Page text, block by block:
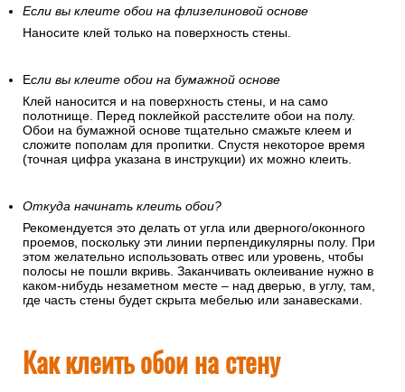
Если вы клеите обои на флизелиновой основе
Наносите клей только на поверхность стены.
Если вы клеите обои на бумажной основе
Клей наносится и на поверхность стены, и на само
полотнище. Перед поклейкой расстелите обои на полу.
Обои на бумажной основе тщательно смажьте клеем и
сложите пополам для пропитки. Спустя некоторое время
(точная цифра указана в инструкции) их можно клеить.
Откуда начинать клеить обои?
Рекомендуется это делать от угла или дверного/оконного
проемов, поскольку эти линии перпендикулярны полу. При
этом желательно использовать отвес или уровень, чтобы
полосы не пошли вкривь. Заканчивать оклеивание нужно в
каком-нибудь незаметном месте – над дверью, в углу, там,
где часть стены будет скрыта мебелью или занавесками.
Как клеить обои на стену